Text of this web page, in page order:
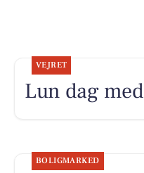
VEJRET
Lun dag
BOLIGMARKED